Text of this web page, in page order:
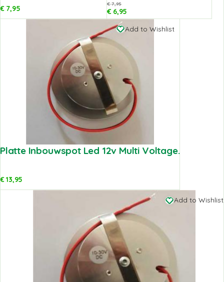
€7,95
€7,95
€6,95
Add to Wishlist
Platte Inbouwspot Led 12v Multi Voltage.
€13,95
Add to Wishlist